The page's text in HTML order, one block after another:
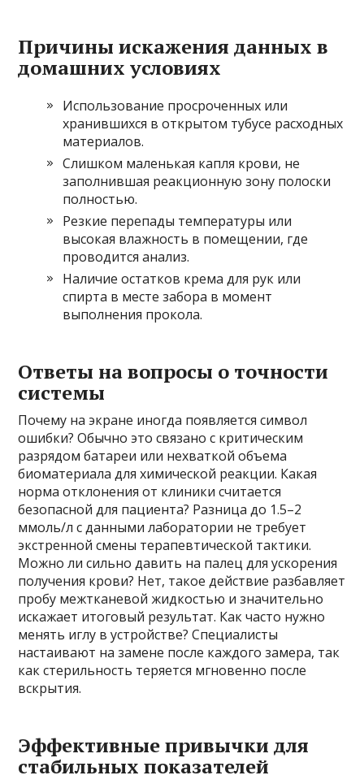
Причины искажения данных в
домашних условиях
Использование просроченных или
хранившихся в открытом тубусе расходных
материалов.
Слишком маленькая капля крови, не
заполнившая реакционную зону полоски
полностью.
Резкие перепады температуры или
высокая влажность в помещении, где
проводится анализ.
Наличие остатков крема для рук или
спирта в месте забора в момент
выполнения прокола.
Ответы на вопросы о точности
системы
Почему на экране иногда появляется символ
ошибки? Обычно это связано с критическим
разрядом батареи или нехваткой объема
биоматериала для химической реакции. Какая
норма отклонения от клиники считается
безопасной для пациента? Разница до 1.5–2
ммоль/л с данными лаборатории не требует
экстренной смены терапевтической тактики.
Можно ли сильно давить на палец для ускорения
получения крови? Нет, такое действие разбавляет
пробу межтканевой жидкостью и значительно
искажает итоговый результат. Как часто нужно
менять иглу в устройстве? Специалисты
настаивают на замене после каждого замера, так
как стерильность теряется мгновенно после
вскрытия.
Эффективные привычки для
стабильных показателей